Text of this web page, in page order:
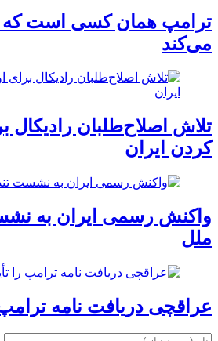
ترامپ همان‌ کسی است که
می‌کند
تلاش اصلاح‌طلبان رادیکال
کردن ایران
واکنش رسمی ایران به
ملل
عراقچی دریافت نامه ترامپ